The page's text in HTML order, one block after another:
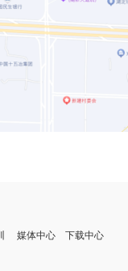
媒体中心 下载中心